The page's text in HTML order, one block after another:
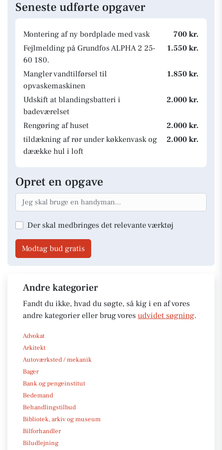
Seneste udførte opgaver
Montering af ny bordplade med vask
700 kr.
Fejlmelding på Grundfos ALPHA 2 25-
60 180.
1.550 kr.
Mangler vandtilførsel til
opvaskemaskinen
1.850 kr.
Udskift at blandingsbatteri i
badeværelset
2.000 kr.
Rengøring af huset
2.000 kr.
tildækning af rør under køkkenvask og
dæække hul i loft
2.000 kr.
Opret en opgave
Der skal medbringes det relevante værktøj
Modtag bud gratis
Andre kategorier
Fandt du ikke, hvad du søgte, så kig i en af vores
andre kategorier eller brug vores udvidet søgning.
Advokat
Arkitekt
Autoværksted / mekanik
Bager
Bank og pengeinstitut
Bedemand
Behandlingstilbud
Bibliotek, arkiv og museum
Bilforhandler
Biludlejning